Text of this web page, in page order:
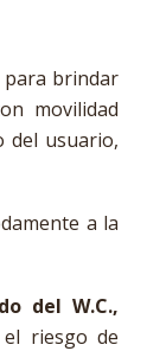
para brindar
movilidad
del usuario,
a la
del W.C.,
el riesgo de